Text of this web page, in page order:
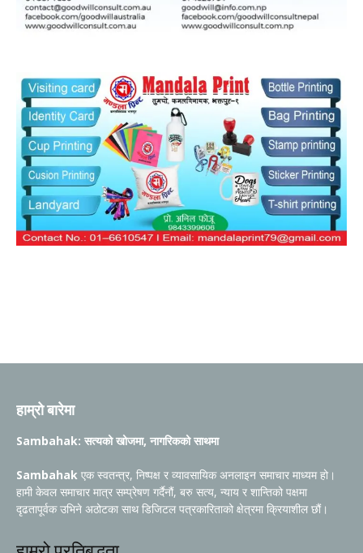
हाम्रो बारेमा
Sambahak: सत्यको खोजमा, नागरिकको साथमा
Sambahak एक स्वतन्त्र, निष्पक्ष र व्यावसायिक अनलाइन समाचार माध्यम हो।
हामी केवल समाचार मात्र सम्प्रेषण गर्दैनौं, बरु सत्य, न्याय र शान्तिको पक्षमा
दृढतापूर्वक उभिने अठोटका साथ डिजिटल पत्रकारिताको क्षेत्रमा क्रियाशील छौं।